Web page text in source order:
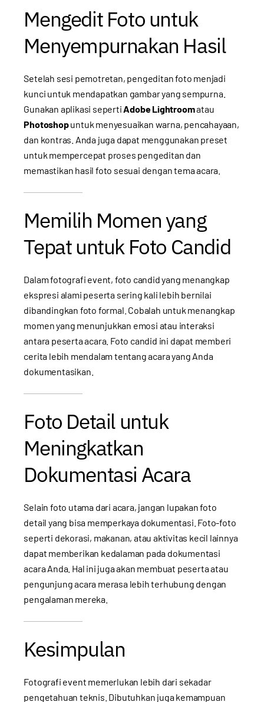
Mengedit Foto untuk
Menyempurnakan Hasil
Setelah sesi pemotretan, pengeditan foto menjadi
kunci untuk mendapatkan gambar yang sempurna.
Gunakan aplikasi seperti Adobe Lightroomatau
Photoshopuntuk menyesuaikan warna, pencahayaan,
dan kontras. Anda juga dapat menggunakan preset
untuk mempercepat proses pengeditan dan
memastikan hasil foto sesuai dengan tema acara.
Memilih Momen yang
Tepat untuk Foto Candid
Dalam fotografi event, foto candid yang menangkap
ekspresi alami peserta sering kali lebih bernilai
dibandingkan foto formal. Cobalah untuk menangkap
momen yang menunjukkan emosi atau interaksi
antara peserta acara. Foto candid ini dapat memberi
cerita lebih mendalam tentang acara yang Anda
dokumentasikan.
Foto Detail untuk
Meningkatkan
Dokumentasi Acara
Selain foto utama dari acara, jangan lupakan foto
detail yang bisa memperkaya dokumentasi. Foto-foto
seperti dekorasi, makanan, atau aktivitas kecil lainnya
dapat memberikan kedalaman pada dokumentasi
acara Anda. Hal ini juga akan membuat peserta atau
pengunjung acara merasa lebih terhubung dengan
pengalaman mereka.
Kesimpulan
Fotografi event memerlukan lebih dari sekadar
pengetahuan teknis. Dibutuhkan juga kemampuan